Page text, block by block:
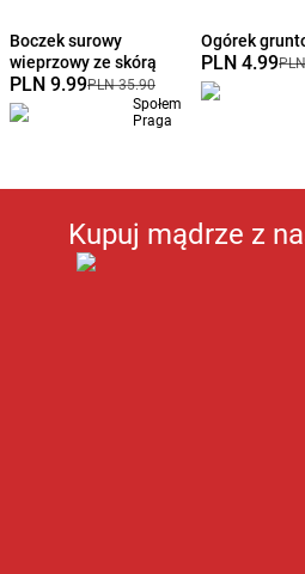
Boczek surowy
wieprzowy ze skórą
PLN 9.99PLN 35.90
Społem
Praga
Ogórek
PLN 4.99
Kupuj mądrze z